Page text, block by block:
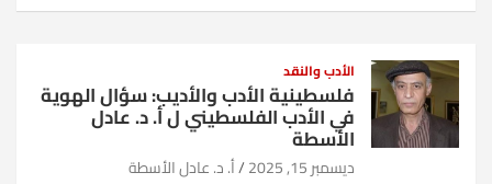
الأدب والنقد
فلسطينية الأدب والأديب: سؤال الهوية
في الأدب الفلسطيني ل أ. د. عادل
الأسطة
ديسمبر 15, 2025 أ. د. عادل الأسطة